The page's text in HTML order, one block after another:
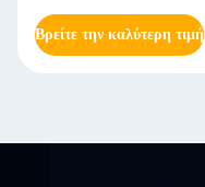
Βρείτε την καλύτερη τιμή